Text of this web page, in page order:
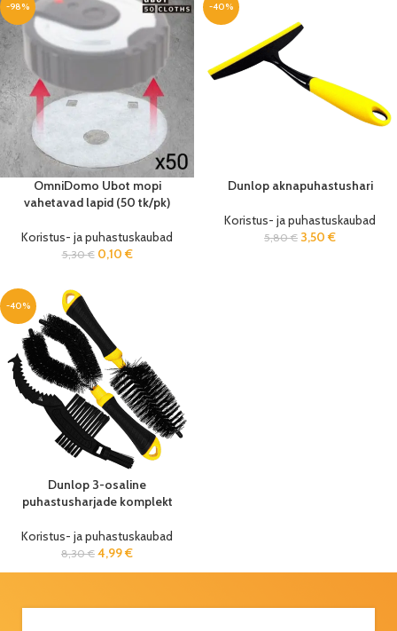
-98%
OmniDomo Ubot mopi
vahetavad lapid (50 tk/pk)
Koristus- ja puhastuskaubad
5,30€ 0,10 €
-40%
Dunlop aknapuhastushari
Koristus- ja puhastuskaubad
5,80€ 3,50 €
-40%
Dunlop 3-osaline
puhastusharjade komplekt
Koristus- ja puhastuskaubad
8,30€ 4,99€